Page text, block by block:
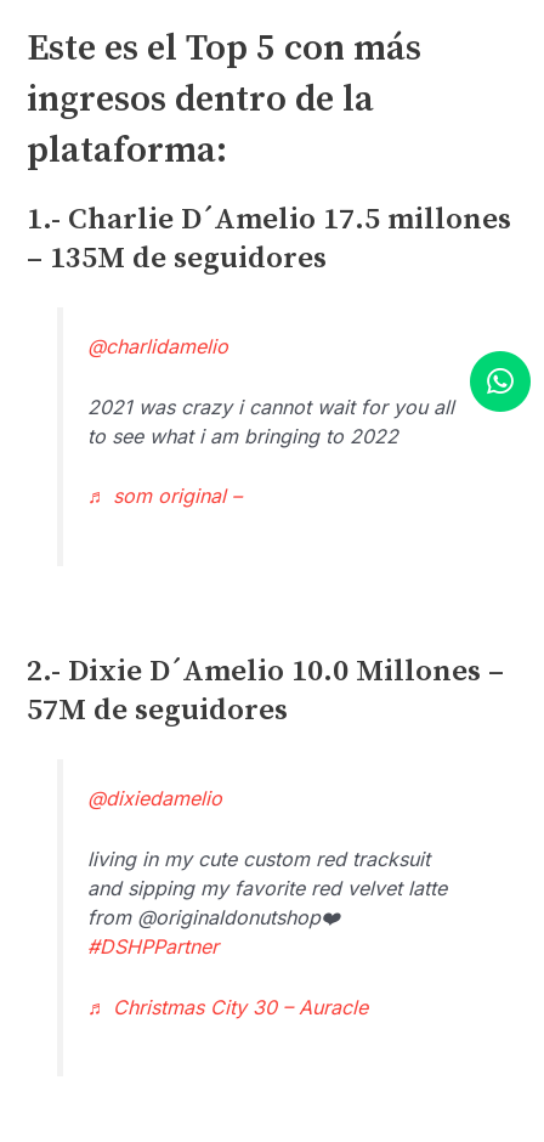
Este es el Top 5 con más
ingresos dentro de la
plataforma:
1.- Charlie D´Amelio 17.5 millones
– 135M de seguidores
@charlidamelio
2021 was crazy i cannot wait for you all
to see what i am bringing to 2022
♬ som original –
2.- Dixie D´Amelio 10.0 Millones –
57M de seguidores
@dixiedamelio
living in my cute custom red tracksuit
and sipping my favorite red velvet latte
from @originaldonutshop❤️
#DSHPPartner
♬ Christmas City 30 – Auracle